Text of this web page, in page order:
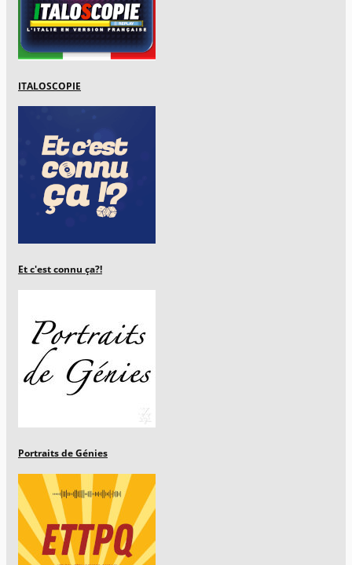
ITALOSCOPIE
Et c'est connu ça?!
Portraits de Génies